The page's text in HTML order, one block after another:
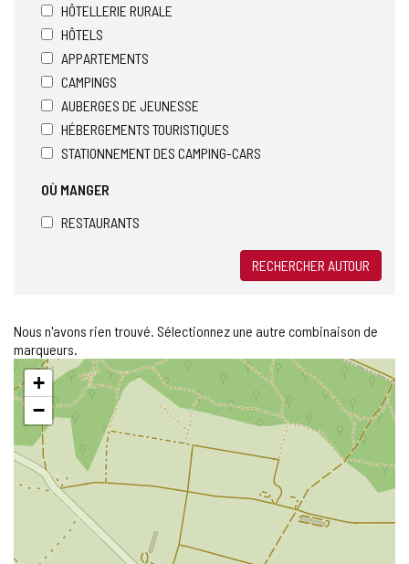
HÔTELLERIE RURALE
HÔTELS
APPARTEMENTS
CAMPINGS
AUBERGES DE JEUNESSE
HÉBERGEMENTS TOURISTIQUES
STATIONNEMENT DES CAMPING-CARS
OÙ MANGER
RESTAURANTS
RECHERCHER AUTOUR
Nous n'avons rien trouvé. Sélectionnez une autre combinaison de
marqueurs.
Sauter
la
carte
+
−